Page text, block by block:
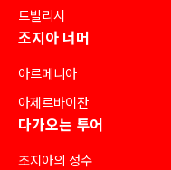
트빌리시
조지아 너머
아르메니아
아제르바이잔
다가오는 투어
조지아의 정수